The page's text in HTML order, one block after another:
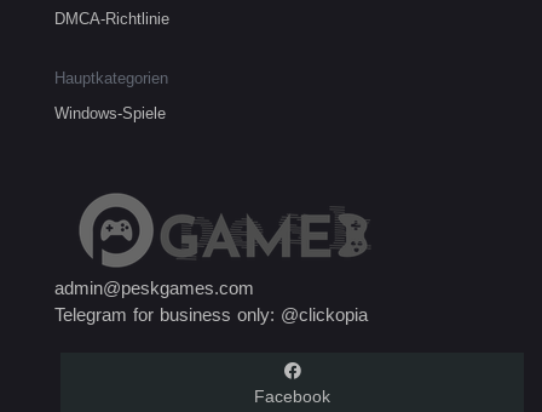
DMCA-Richtlinie
Hauptkategorien
Windows-Spiele
admin@peskgames.com
Telegram for business only: @clickopia
Facebook